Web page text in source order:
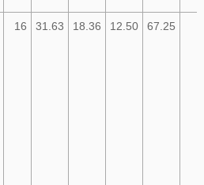
16 31.63 18.36 12.50 67.25